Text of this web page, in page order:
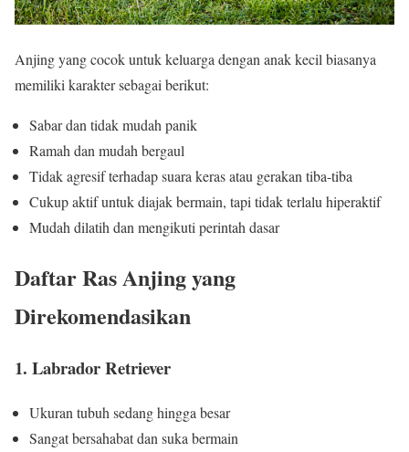
Anjing yang cocok untuk keluarga dengan anak kecil biasanya
memiliki karakter sebagai berikut:
Sabar dan tidak mudah panik
Ramah dan mudah bergaul
Tidak agresif terhadap suara keras atau gerakan tiba-tiba
Cukup aktif untuk diajak bermain, tapi tidak terlalu hiperaktif
Mudah dilatih dan mengikuti perintah dasar
Daftar Ras Anjing yang
Direkomendasikan
1. Labrador Retriever
Ukuran tubuh sedang hingga besar
Sangat bersahabat dan suka bermain